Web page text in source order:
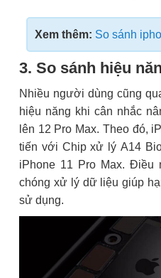
Xem thêm: So sánh
3. So sánh hiệu
Nhiều người dùng cũng
hiệu năng khi cân nhắc
lên 12 Pro Max. Theo đó,
tiến với Chip xử lý A14
iPhone 11 Pro Max. Điều
chóng xử lý dữ liệu giúp
sử dụng.